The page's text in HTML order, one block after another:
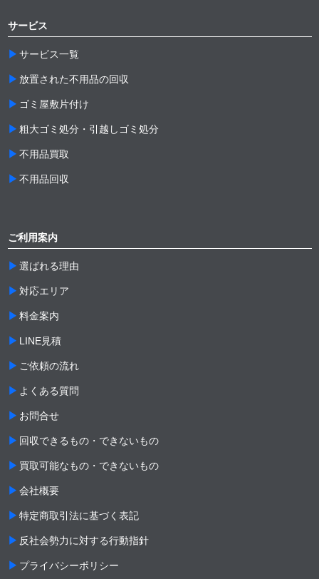
サービス
サービス一覧
放置された不用品の回収
ゴミ屋敷片付け
粗大ゴミ処分・引越しゴミ処分
不用品買取
不用品回収
ご利用案内
選ばれる理由
対応エリア
料金案内
LINE見積
ご依頼の流れ
よくある質問
お問合せ
回収できるもの・できないもの
買取可能なもの・できないもの
会社概要
特定商取引法に基づく表記
反社会勢力に対する行動指針
プライバシーポリシー